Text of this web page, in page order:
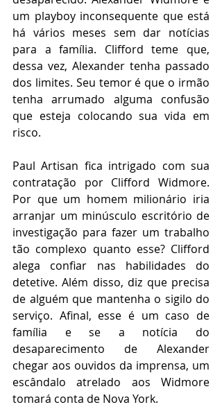
um playboy inconsequente que está
há vários meses sem dar notícias
para a família. Clifford teme que,
dessa vez, Alexander tenha passado
dos limites. Seu temor é que o irmão
tenha arrumado alguma confusão
que esteja colocando sua vida em
risco.
Paul Artisan fica intrigado com sua
contratação por Clifford Widmore.
Por que um homem milionário iria
arranjar um minúsculo escritório de
investigação para fazer um trabalho
tão complexo quanto esse? Clifford
alega confiar nas habilidades do
detetive. Além disso, diz que precisa
de alguém que mantenha o sigilo do
serviço. Afinal, esse é um caso de
família e se a notícia do
desaparecimento de Alexander
chegar aos ouvidos da imprensa, um
escândalo atrelado aos Widmore
tomará conta de Nova York.